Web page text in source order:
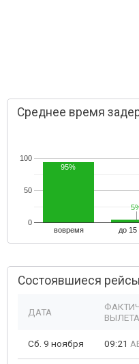
Среднее время
вовремя до 15
0
50
100
95%
Состоявшиеся
ДАТА
ВЫЛЕТА
Сб. 9 ноября 09:21